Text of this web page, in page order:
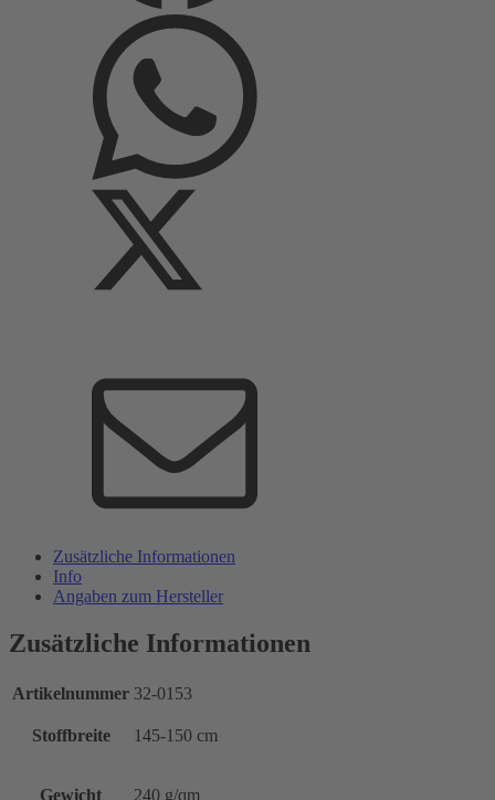
Zusätzliche Informationen
Info
Angaben zum Hersteller
Zusätzliche Informationen
Artikelnummer 32-0153
Stoffbreite 145-150 cm
Gewicht 240 g/qm